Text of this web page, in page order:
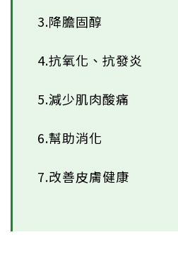
3.降膽固醇
4.抗氧化、抗發炎
5.減少肌肉酸痛
6.幫助消化
7.改善皮膚健康